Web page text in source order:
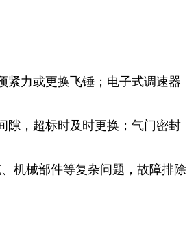
紧力或更换飞锤；电子式调速器
隙，超标时及时更换；气门密封
机械部件等复杂问题，故障排除